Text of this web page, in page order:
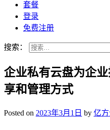
套餐
登录
免费注册
搜索：
企业私有云盘为企
享和管理方式
Posted on 2023年3月1日 by 亿